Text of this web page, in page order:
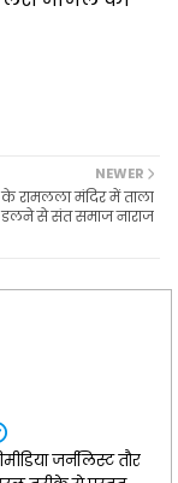
NEWER
के रामलला मंदिर में ताला
डलने से संत समाज नाराज
जर्नलिस्ट तौर